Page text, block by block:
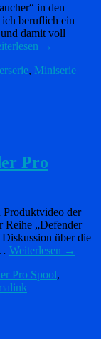
in den
ich beruflich ein
damit voll
→
, Miniserie |
Pro
Produktvideo der
Reihe „Defender
über die
Weiterlesen →
Pro Spool,